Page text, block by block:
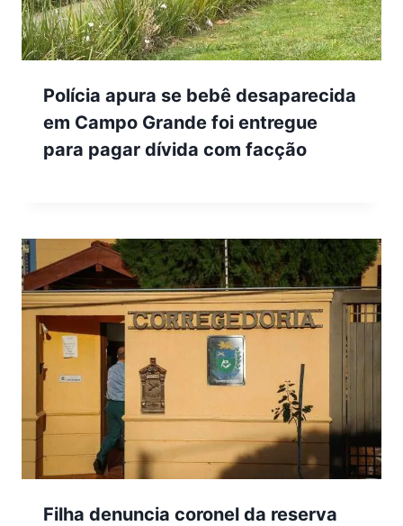
Polícia apura se bebê desaparecida
em Campo Grande foi entregue
para pagar dívida com facção
Filha denuncia coronel da reserva